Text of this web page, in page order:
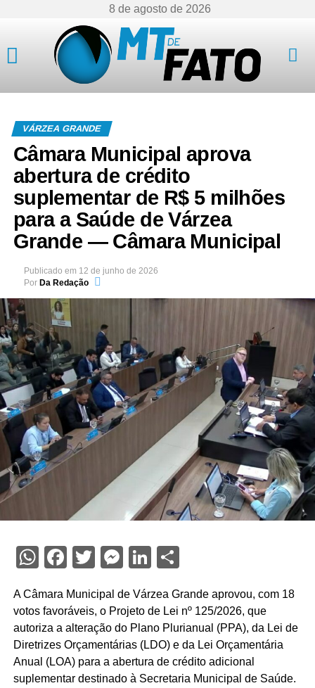
8 de agosto de 2026
VÁRZEA GRANDE
Câmara Municipal aprova
abertura de crédito
suplementar de R$ 5 milhões
para a Saúde de Várzea
Grande — Câmara Municipal
Publicado em 12 de junho de 2026
Por Da Redação
WhatsApp
Facebook
TwitterMessenger
LinkedIn
A Câmara Municipal de Várzea Grande aprovou, com 18
votos favoráveis, o Projeto de Lei nº 125/2026, que
autoriza a alteração do Plano Plurianual (PPA), da Lei de
Diretrizes Orçamentárias (LDO) e da Lei Orçamentária
Anual (LOA) para a abertura de crédito adicional
suplementar destinado à Secretaria Municipal de Saúde.